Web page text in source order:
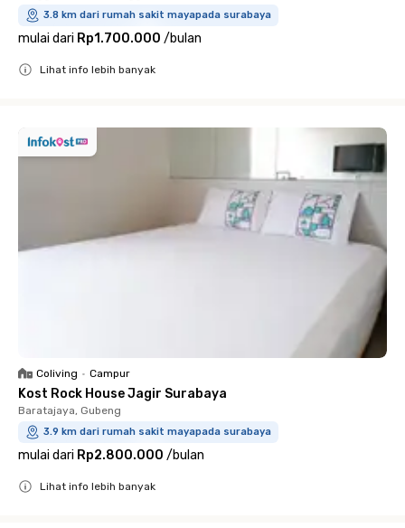
3.8 km dari rumah sakit mayapada surabaya
mulai dari Rp1.700.000 /bulan
Lihat info lebih banyak
Coliving • Campur
Kost Rock House Jagir Surabaya
Baratajaya, Gubeng
3.9 km dari rumah sakit mayapada surabaya
mulai dari Rp2.800.000 /bulan
Lihat info lebih banyak